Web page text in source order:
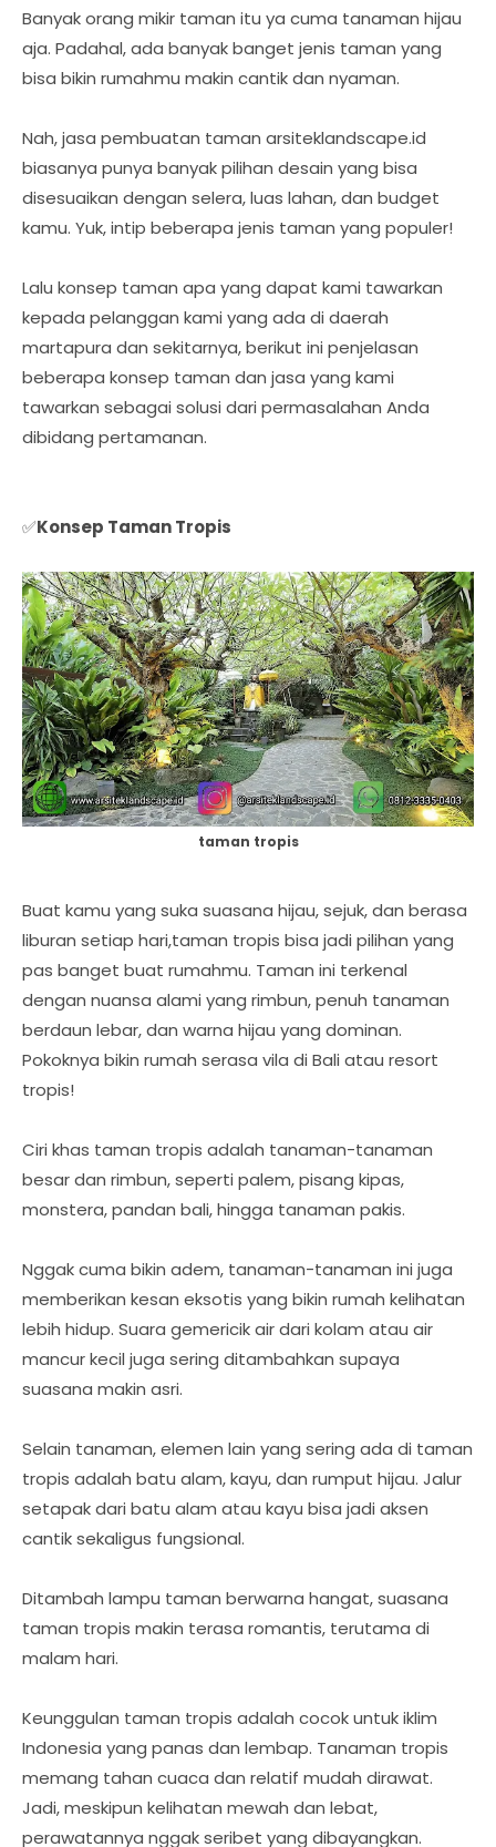
Banyak orang mikir taman itu ya cuma tanaman hijau
aja. Padahal, ada banyak banget jenis taman yang
bisa bikin rumahmu makin cantik dan nyaman.
Nah, jasa pembuatan taman arsiteklandscape.id
biasanya punya banyak pilihan desain yang bisa
disesuaikan dengan selera, luas lahan, dan budget
kamu. Yuk, intip beberapa jenis taman yang populer!
Lalu konsep taman apa yang dapat kami tawarkan
kepada pelanggan kami yang ada di daerah
martapura dan sekitarnya, berikut ini penjelasan
beberapa konsep taman dan jasa yang kami
tawarkan sebagai solusi dari permasalahan Anda
dibidang pertamanan.
✅Konsep Taman Tropis
taman tropis
Buat kamu yang suka suasana hijau, sejuk, dan berasa
liburan setiap hari,taman tropis bisa jadi pilihan yang
pas banget buat rumahmu. Taman ini terkenal
dengan nuansa alami yang rimbun, penuh tanaman
berdaun lebar, dan warna hijau yang dominan.
Pokoknya bikin rumah serasa vila di Bali atau resort
tropis!
Ciri khas taman tropis adalah tanaman-tanaman
besar dan rimbun, seperti palem, pisang kipas,
monstera, pandan bali, hingga tanaman pakis.
Nggak cuma bikin adem, tanaman-tanaman ini juga
memberikan kesan eksotis yang bikin rumah kelihatan
lebih hidup. Suara gemericik air dari kolam atau air
mancur kecil juga sering ditambahkan supaya
suasana makin asri.
Selain tanaman, elemen lain yang sering ada di taman
tropis adalah batu alam, kayu, dan rumput hijau. Jalur
setapak dari batu alam atau kayu bisa jadi aksen
cantik sekaligus fungsional.
Ditambah lampu taman berwarna hangat, suasana
taman tropis makin terasa romantis, terutama di
malam hari.
Keunggulan taman tropis adalah cocok untuk iklim
Indonesia yang panas dan lembap. Tanaman tropis
memang tahan cuaca dan relatif mudah dirawat.
Jadi, meskipun kelihatan mewah dan lebat,
perawatannya nggak seribet yang dibayangkan.